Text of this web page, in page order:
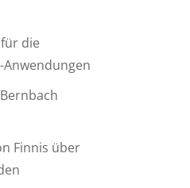
die
Finnis über